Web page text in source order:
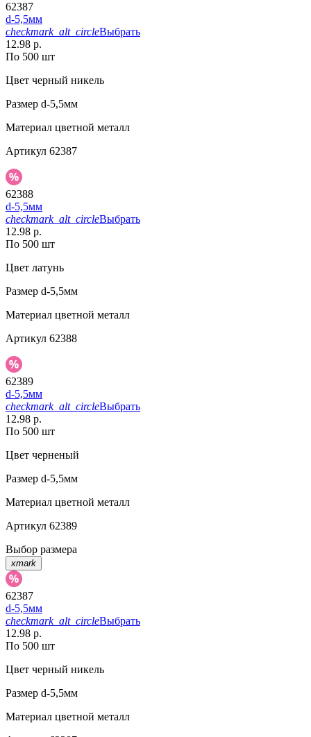
62387
d-5,5мм
checkmark_alt_circleВыбрать
12.98 р.
По 500 шт
Цвет черный никель
Размер d-5,5мм
Материал цветной металл
Артикул 62387
62388
d-5,5мм
checkmark_alt_circleВыбрать
12.98 р.
По 500 шт
Цвет латунь
Размер d-5,5мм
Материал цветной металл
Артикул 62388
62389
d-5,5мм
checkmark_alt_circleВыбрать
12.98 р.
По 500 шт
Цвет черненый
Размер d-5,5мм
Материал цветной металл
Артикул 62389
Выбор размера
xmark
62387
d-5,5мм
checkmark_alt_circleВыбрать
12.98 р.
По 500 шт
Цвет черный никель
Размер d-5,5мм
Материал цветной металл